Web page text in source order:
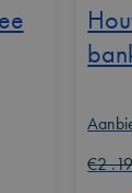
€2